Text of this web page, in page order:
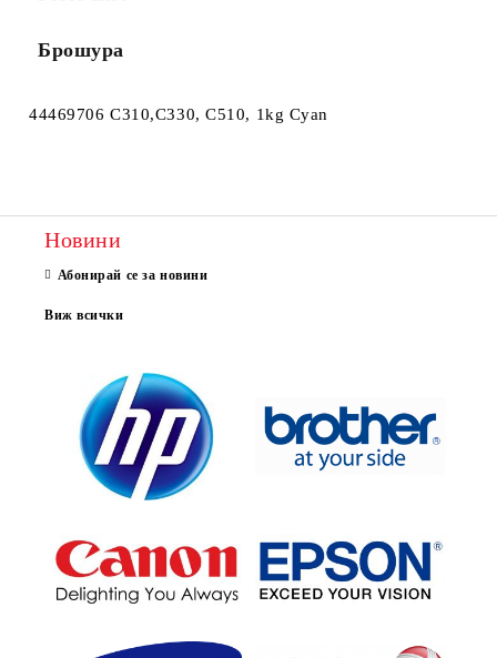
Брошура
44469706 C310,C330, C510, 1kg Cyan
Новини
Абонирай се за новини
Виж всички